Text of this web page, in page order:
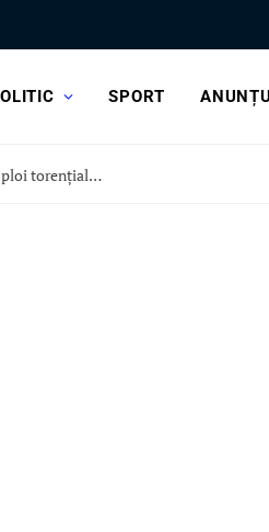
SPORT
ULTIMA ORĂ: COD GALBEN ÎN DÂMBOVIȚA! Vijelii și ploi torențiale, în această după-amiază